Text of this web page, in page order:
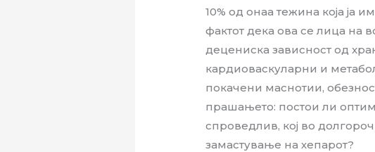
10% од онаа тежина која ја
фактот дека ова се лица на
децениска зависност од
кардиоваскуларни и
покачени маснотии,
прашањето: постои ли
спроведлив, кој во
замастување на хепарот?